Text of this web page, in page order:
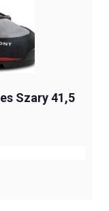
Szary 41,5